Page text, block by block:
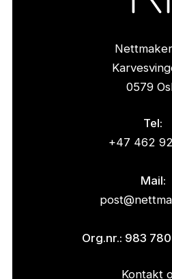
0579
Tel:
+47 462
Mail:
Org.nr.: 983
Kontakt